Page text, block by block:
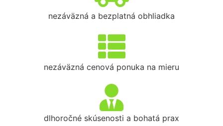
nezáväzná a bezplatná obhliadka
nezáväzná cenová ponuka na mieru
dlhoročné skúsenosti a bohatá prax